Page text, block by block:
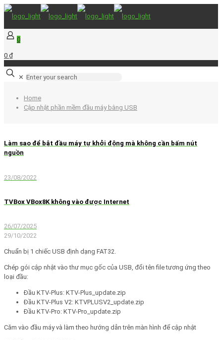
0
0 ₫
✕
Home
Cập nhật phần mềm đầu máy bằng USB
Làm sao để bật đầu máy tự khởi động mà không cần bấm nút
nguồn
23/08/2022
TVBox VBox8K không vào được Internet
26/07/2025
29/10/2022
Chuẩn bị 1 chiếc USB định dạng FAT32.
Chép gói cập nhật vào thư mục gốc của USB, đổi tên file tương ứng theo
loại đầu:
Đầu KTV-Plus: KTV-Plus_update.zip
Đầu KTV-Plus V2: KTVPLUSV2_update.zip
Đầu KTV-Pro: KTV-Pro_update.zip
Căm vào đầu máy và làm theo hướng dẫn trên màn hình để cập nhật